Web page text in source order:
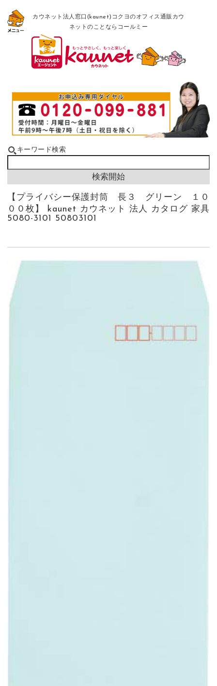
カウネット法人窓口(kaunet)コクヨのオフィス通販カウ
ネットのことならコールミー
キーワード検索
【プライバシー保護封筒 長３ グリーン １０
００枚】 kaunet カウネット 法人 カタログ 家具
5080-3101 50803101